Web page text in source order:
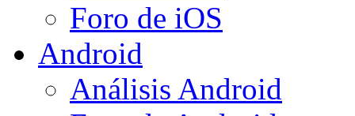
Foro de iOS
Android
Análisis Android